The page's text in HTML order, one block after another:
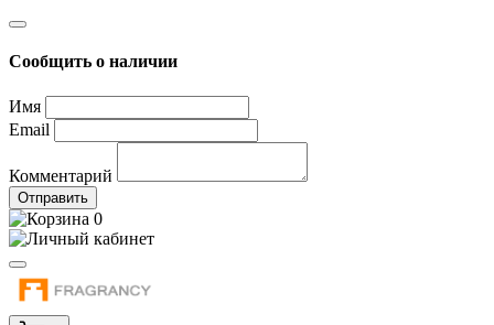
Сообщить о наличии
Имя
Email
Комментарий
Отправить
0